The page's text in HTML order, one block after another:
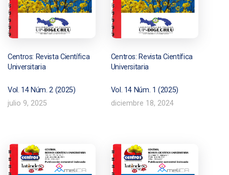
Centros: Revista Científica
Universitaria
Vol. 14 Núm. 2 (2025)
julio 9, 2025
Centros: Revista Científica
Universitaria
Vol. 14 Núm. 1 (2025)
diciembre 18, 2024